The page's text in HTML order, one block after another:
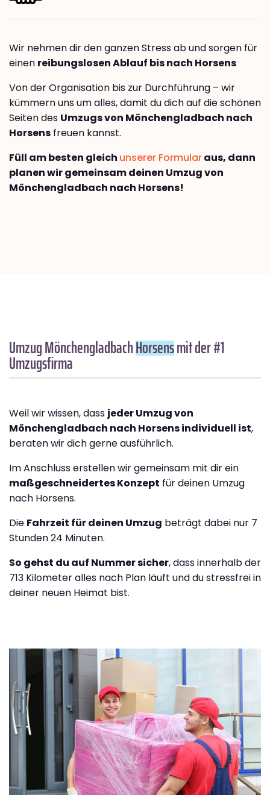
Wir nehmen dir den ganzen Stress ab und sorgen für
einen reibungslosen Ablauf bis nach Horsens
Von der Organisation bis zur Durchführung – wir
kümmern uns um alles, damit du dich auf die schönen
Seiten des Umzugs von Mönchengladbach nach
Horsens freuen kannst.
Füll am besten gleich unserer Formularaus, dann
planen wir gemeinsam deinen Umzug von
Mönchengladbach nach Horsens!
Umzug MönchengladbachHorsensmit der #1
Umzugsfirma
Weil wir wissen, dass jeder Umzug von
Mönchengladbach nach Horsens individuell ist,
beraten wir dich gerne ausführlich.
Im Anschluss erstellen wir gemeinsam mit dir ein
maßgeschneidertes Konzept für deinen Umzug
nach Horsens.
Die Fahrzeit für deinen Umzug beträgt dabei nur 7
Stunden 24 Minuten.
So gehst du auf Nummer sicher, dass innerhalb der
713 Kilometer alles nach Plan läuft und du stressfrei in
deiner neuen Heimat bist.